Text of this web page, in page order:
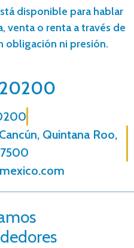
disponible para hablar
venta o renta a través de
obligación ni presión.
Quintana Roo,